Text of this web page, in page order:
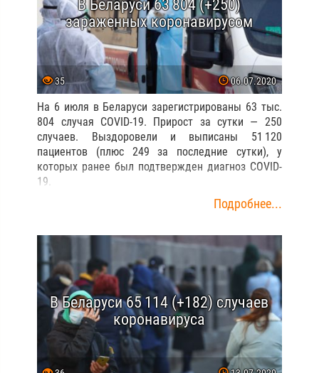
В Беларуси 53 241 (+721) случай
COVID-19
70 13.06.2020
На 13 июня зарегистрированы 53 241 человек с
положительным тестом на коронавирус, сообщает
Минздрав. Прирост за сутки — 721 человек.
Вчера он, напомним, был равен 704. Выздоровели
Подробнее...
В Беларуси 63 804 (+250)
зараженных коронавирусом